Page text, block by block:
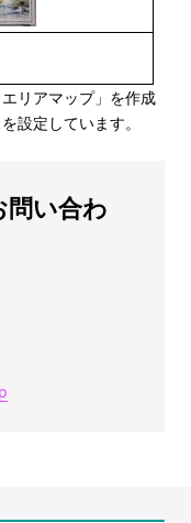
リアマップ」を作成
設定しています。
問い合わ